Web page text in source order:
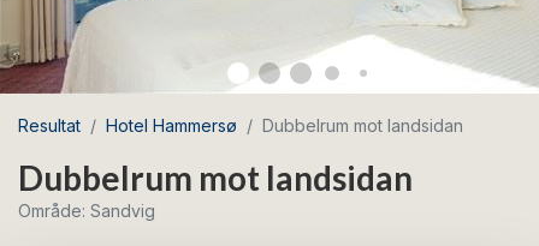
Resultat Hotel Hammersø Dubbelrum mot landsidan
Dubbelrum mot landsidan
Område: Sandvig